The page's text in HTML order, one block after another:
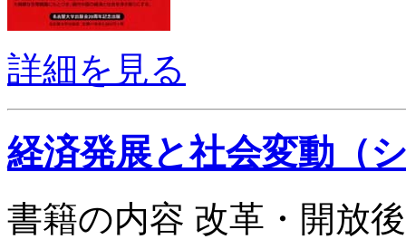
詳細を見る
経済発展と社会変動（
書籍の内容 改革・開放